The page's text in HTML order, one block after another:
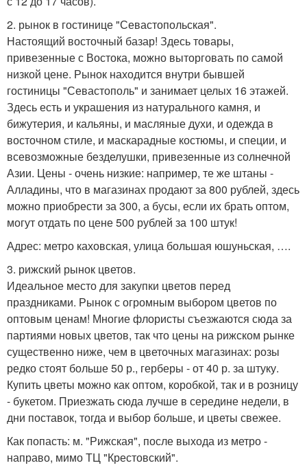
2. рынок в гостинице "Севастопольская".
Настоящий восточный базар! Здесь товары,
привезенные с Востока, можно выторговать по самой
низкой цене. Рынок находится внутри бывшей
гостиницы "Севастополь" и занимает целых 16 этажей.
Здесь есть и украшения из натурального камня, и
бижутерия, и кальяны, и масляные духи, и одежда в
восточном стиле, и маскарадные костюмы, и специи, и
всевозможные безделушки, привезенные из солнечной
Азии. Цены - очень низкие: например, те же штаны -
Алладины, что в магазинах продают за 800 рублей, здесь
можно приобрести за 300, а бусы, если их брать оптом,
могут отдать по цене 500 рублей за 100 штук!
Адрес: метро каховская, улица большая юшуньская, ….
3. рижский рынок цветов.
Идеальное место для закупки цветов перед
праздниками. Рынок с огромным выбором цветов по
оптовым ценам! Многие флористы съезжаются сюда за
партиями новых цветов, так что цены на рижском рынке
существенно ниже, чем в цветочных магазинах: розы
редко стоят больше 50 р., герберы - от 40 р. за штуку.
Купить цветы можно как оптом, коробкой, так и в розницу
- букетом. Приезжать сюда лучше в середине недели, в
дни поставок, тогда и выбор больше, и цветы свежее.
Как попасть: м. "Рижская", после выхода из метро -
направо, мимо ТЦ "Крестовский".